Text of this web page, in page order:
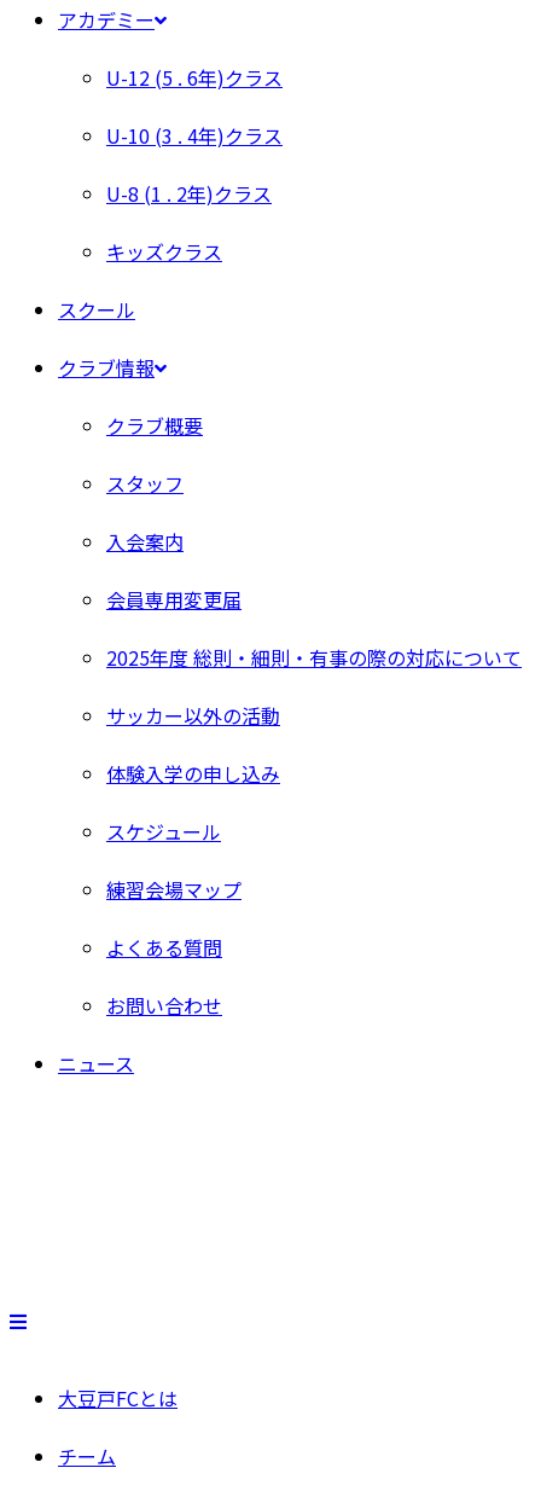
アカデミー
U-12 (5 . 6年)クラス
U-10 (3 . 4年)クラス
U-8 (1 . 2年)クラス
キッズクラス
スクール
クラブ情報
クラブ概要
スタッフ
入会案内
会員専用変更届
2025年度 総則・細則・有事の際の対応について
サッカー以外の活動
体験入学の申し込み
スケジュール
練習会場マップ
よくある質問
お問い合わせ
ニュース
大豆戸FCとは
チーム